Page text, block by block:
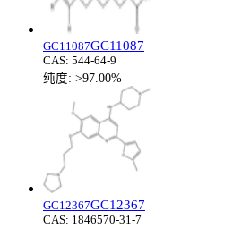
GC11087GC11087
CAS: 544-64-9
纯度: >97.00%
GC12367GC12367
CAS: 1846570-31-7